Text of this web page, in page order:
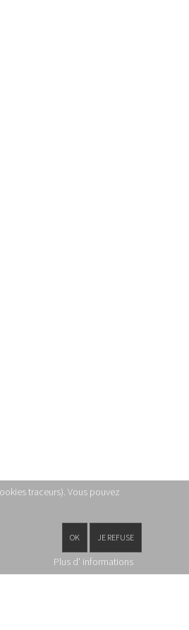
traceurs). Vous pouvez
OK JE REFUSE
Plus d' informations